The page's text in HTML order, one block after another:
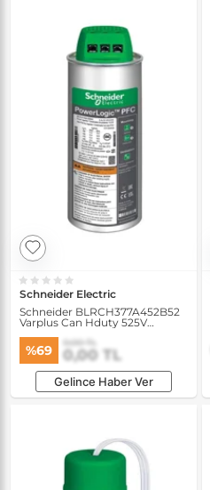
Schneider Electric
Schneider BLRCH377A452B52
Varplus Can Hduty 525V
Kondansatör
%69 0,00 TL
0,00 TL
Gelince Haber Ver